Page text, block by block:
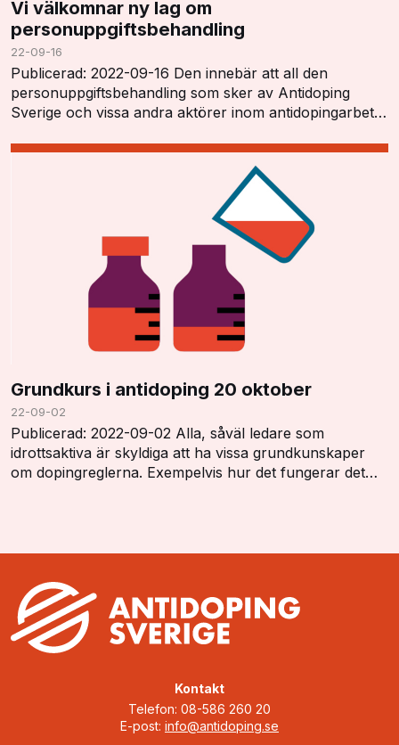
Vi välkomnar ny lag om
personuppgiftsbehandling
22-09-16
Publicerad: 2022-09-16 Den innebär att all den
personuppgiftsbehandling som sker av Antidoping
Sverige och vissa andra aktörer inom antidopingarbetet
Grundkurs i antidoping 20 oktober
22-09-02
Publicerad: 2022-09-02 Alla, såväl ledare som
idrottsaktiva är skyldiga att ha vissa grundkunskaper
om dopingreglerna. Exempelvis hur det fungerar det
Kontakt
Telefon: 08-586 260 20
E-post: info@antidoping.se